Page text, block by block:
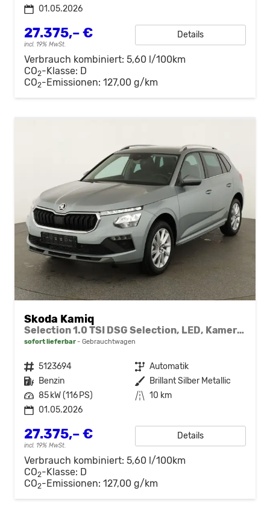
01.05.2026
27.375,– €
incl. 19% MwSt.
Details
Verbrauch kombiniert: 5,60 l/100km
CO2-Klasse: D
CO2-Emissionen: 127,00 g/km
Skoda Kamiq
Selection 1.0 TSI DSG Selection, LED, Kamera, ACC, Side, Winter
sofort lieferbar Gebrauchtwagen
Fahrzeugnr. 5123694 Getriebe Automatik
Kraftstoff Benzin Außenfarbe Brillant Silber Metallic
Leistung 85 kW (116 PS) Kilometerstand 10 km
01.05.2026
27.375,– €
incl. 19% MwSt.
Details
Verbrauch kombiniert: 5,60 l/100km
CO2-Klasse: D
CO2-Emissionen: 127,00 g/km